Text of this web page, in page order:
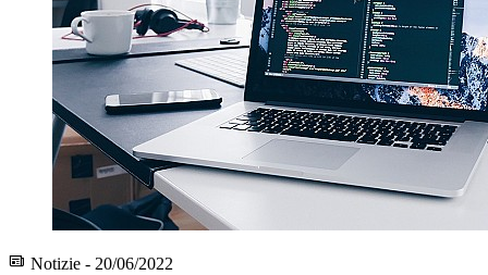
Notizie - 20/06/2022